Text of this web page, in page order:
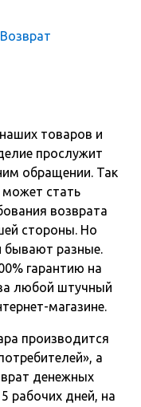
Возврат
товаров и
прослужит
обращении. Так
стать
возврата
стороны. Но
бывают разные.
гарантию на
любой штучный
магазине.
производится
а
денежных
рабочих дней, на